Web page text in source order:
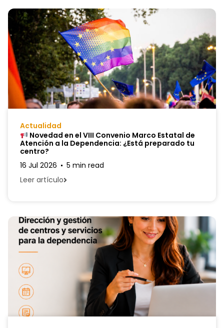
Actualidad
Novedad en el VIII Convenio Marco Estatal de
Atención a la Dependencia: ¿Está preparado tu
centro?
16 Jul 2026
5 min read
Leer artículo